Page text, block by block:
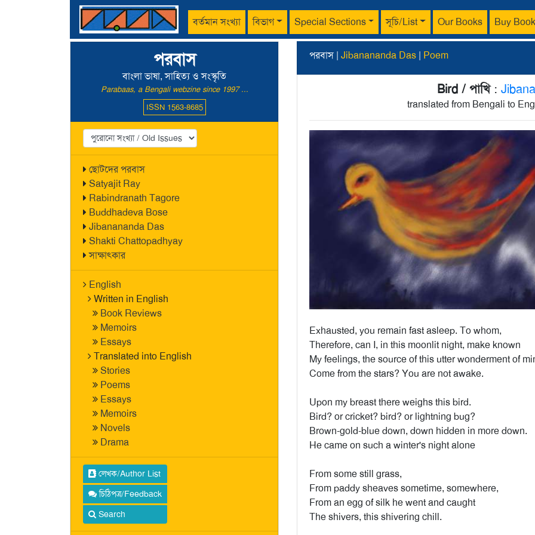
বর্তমান সংখ্যা বিভাগ Special Sections সূচি/List Our Books Buy
পরবাস
বাংলা ভাষা, সাহিত্য ও সংস্কৃতি
Parabaas, a Bengali webzine since 1997 ...
ISSN 1563-8685
ছোটদের পরবাস
Satyajit Ray
Rabindranath Tagore
Buddhadeva Bose
Jibanananda Das
Shakti Chattopadhyay
সাক্ষাৎকার
English
Written in English
Book Reviews
Memoirs
Essays
Translated into English
Stories
Poems
Essays
Memoirs
Novels
Drama
লেখক/Author List
চিঠিপত্র/Feedback
Search
পরবাস | Jibanananda Das | Poem
Bird / পাখি:
translated from Bengali to
Exhausted, you remain fast asleep. To whom,
Therefore, can I, in this moonlit night, make known
My feelings, the source of this utter wonderment of
Come from the stars? You are not awake.
Upon my breast there weighs this bird.
Bird? or cricket? bird? or lightning bug?
Brown-gold-blue down, down hidden in more down.
He came on such a winter's night alone
From some still grass,
From paddy sheaves sometime, somewhere,
From an egg of silk he went and caught
The shivers, this shivering chill.